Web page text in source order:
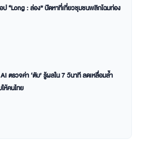
ป “Long : ล่อง” ปัดหาที่เที่ยวชุมชนพลิกโฉมท่อง
ตรวจค่า ‘ตับ’ รู้ผลใน 7 วินาที ลดเหลื่อมล้ำ
ห้คนไทย